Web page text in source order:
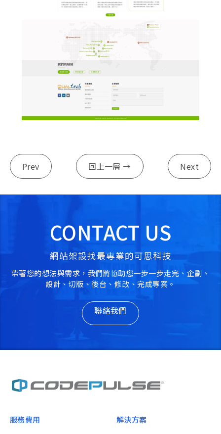
Prev 回上一層 → Next
CONTACT US
網站架設找最專業的可思科技
帶著您的想法與需求，我們將協助您一步一步走完、企劃、
設計、切版、後台、修改、完成專案。
聯絡我們
服務費用 解決方案